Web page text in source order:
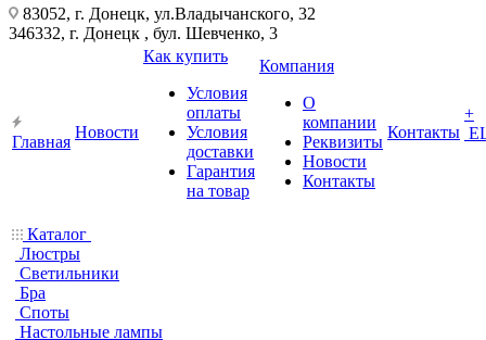
83052, г. Донецк, ул.Владычанского, 32
346332, г. Донецк , бул. Шевченко, 3
Главная
Новости
Как купить
Условия
оплаты
Условия
доставки
Гарантия
на товар
Компания
О
компании
Реквизиты
Новости
Контакты
Контакты
+
Каталог
Люстры
Светильники
Бра
Споты
Настольные лампы